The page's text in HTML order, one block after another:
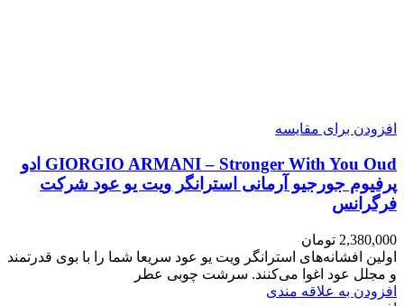
افزودن برای مقایسه
GIORGIO ARMANI – Stronger With You Oud ادو
پرفیوم جورجیو آرمانی استرانگر ویت یو عود شرکت
فرگرانس
2,380,000 تومان
اولین افشانه‌های استرانگر ویت یو عود سریعا شما را با بوی قدرتمند
و مجلل عود اغوا می‌کنند. سرشت چوبی عطر
افزودن به علاقه مندی